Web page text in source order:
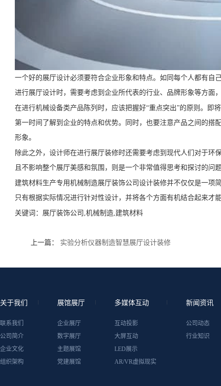
一个好的展厅设计必须要符合企业形象和特点。如同每个人都有
进行展厅设计时，需要考虑到企业所代表的行业、品牌形象等方面
在进行机械设备类产品陈列时，应该把握好“重点突出”的原则。
第一时间了解到企业的特点和优势。同时，也要注意产品之间的
形象。
除此之外，设计师在进行展厅装修时还需要考虑到现代人们对于
且不影响整个展厅美感和氛围，则是一个非常值得思考和探讨的问
建筑材料生产专用机械制造展厅装饰公司设计装修并不仅仅是一
只有根据实际情况进行针对性设计，并将各个方面有机结合起来才
关键词： 展厅装饰公司,机械制造,建筑材料
上一篇： 实验分析仪器制造智慧展厅设计装修
关于我们
联系我们
公司简介
企业文化
组织架构
展馆展厅
企业展厅
数字展厅
主题展馆
党建展馆
多媒体互动
互动投影
大屏互动
LED展示
AR/VR虚拟现实
新闻资讯
公司动态
行业知识